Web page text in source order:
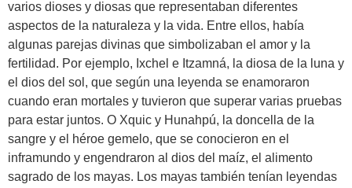
varios dioses y diosas que representaban diferentes
aspectos de la naturaleza y la vida. Entre ellos, había
algunas parejas divinas que simbolizaban el amor y la
fertilidad. Por ejemplo, Ixchel e Itzamná, la diosa de la luna y
el dios del sol, que según una leyenda se enamoraron
cuando eran mortales y tuvieron que superar varias pruebas
para estar juntos. O Xquic y Hunahpú, la doncella de la
sangre y el héroe gemelo, que se conocieron en el
inframundo y engendraron al dios del maíz, el alimento
sagrado de los mayas. Los mayas también tenían leyendas